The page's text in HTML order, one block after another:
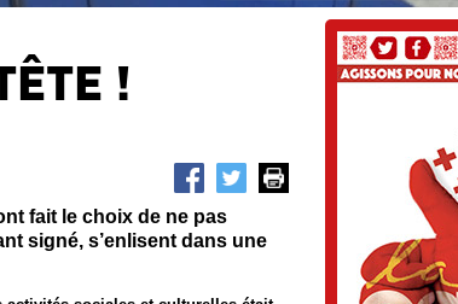
!
fait le choix de ne pas
signé, s’enlisent dans une